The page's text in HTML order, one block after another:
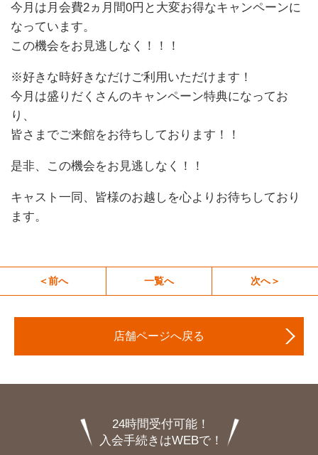
今月は月会費2ヵ月間0円と大変お得なキャンペーンに
なっています。
この機会をお見逃しなく！！！
※好きな時好きなだけご利用いただけます！
今月は盛りだくさんのキャンペーン特典になってお
り、
皆さまでご来館をお待ちしております！！
是非、この機会をお見逃しなく！！
キャスト一同、皆様のお越しを心よりお待ちしており
ます。
＜前へ 一覧へ 次へ＞
店舗ページへ戻る
24時間受付可能！
入会手続きはWEBで！